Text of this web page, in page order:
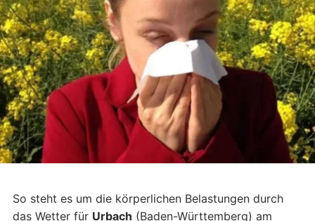
So steht es um die körperlichen Belastungen durch
das Wetter für Urbach (Baden-Württemberg) am